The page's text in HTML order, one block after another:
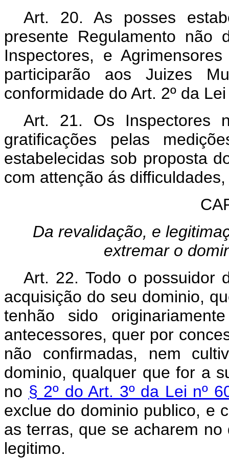
Art. 20. As posses
presente Regulamento não
Inspectores, e
participarão aos Juizes
conformidade do Art. 2º da
Art. 21. Os Inspectores
gratificações pelas
estabelecidas sob proposta
com attenção ás
Da revalidação, e
extremar o
Art. 22. Todo o possuidor
acquisição do seu dominio,
tenhão sido
antecessores, quer por
não confirmadas, nem
dominio, qualquer que for a
no § 2º do Art. 3º da Lei nº
exclue do dominio publico, e
as terras, que se acharem
legitimo.